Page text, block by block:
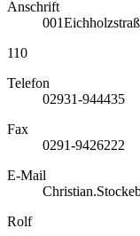
Anschrift
001
110
Telefon
02931-944435
Fax
0291-9426222
E-Mail
Rolf